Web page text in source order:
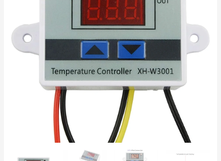
–
Regolatore
di
Temperatura
-50°C~110°C